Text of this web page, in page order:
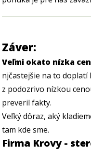
Záver:
Veľmi okato nízka
njčastejšie na to
z podozrivo nízkou
preveril fakty.
Veľký dôraz, aký
tam kde sme.
Firma Krovy -